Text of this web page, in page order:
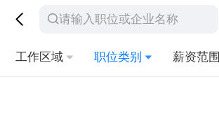
工作区域 职位类别 薪资范围